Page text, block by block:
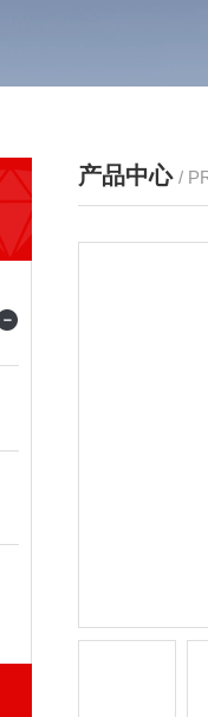
产品中心 /